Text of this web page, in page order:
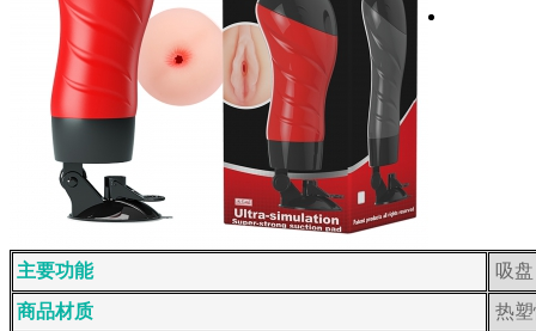
主要功能
吸盘
商品材质
热